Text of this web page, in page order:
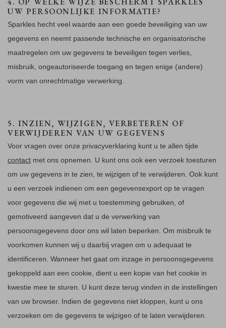
UW PERSOONLIJKE INFORMATIE?
Sparkles hecht veel waarde aan een goede beveiliging van uw
gegevens en neemt passende technische en organisatorische
maatregelen om uw gegevens te beveiligen tegen verlies,
misbruik, ongeautoriseerde toegang en tegen enige (andere)
vorm van onrechtmatige verwerking.
5. INZIEN, WIJZIGEN, VERBETEREN OF
VERWIJDEREN VAN UW GEGEVENS
Voor vragen over onze privacyverklaring kunt u te allen tijde
contact met ons opnemen. U kunt ons ook een verzoek toesturen
om uw gegevens in te zien, te wijzigen of te verwijderen. Ook kunt
u een verzoek indienen om een gegevensexport op te vragen
voor gegevens die wij met u toestemming gebruiken, of
gemotiveerd aangeven dat u de verwerking van
persoonsgegevens door ons wil laten beperken. Om misbruik te
voorkomen kunnen wij u daarbij vragen om u adequaat te
identificeren. Wanneer het gaat om inzage in persoonsgegevens
gekoppeld aan een cookie, dient u een kopie van het cookie in
kwestie mee te sturen. U kunt deze terug vinden in de instellingen
van uw browser. Indien de gegevens niet kloppen, kunt u ons
verzoeken om de gegevens te wijzigen of te laten verwijderen.